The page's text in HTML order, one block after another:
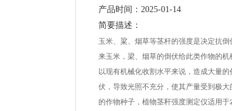
产品时间：2025-01-14
简要描述：
玉米、粱、烟草等茎杆的强度是决定抗
来玉米，梁、烟草的倒伏给此类作物的机
以现有机械化收割水平来说，造成大量
伏，导致光照不充分，使其产量受到极
的作物种子，植物茎秆强度测定仪适用于